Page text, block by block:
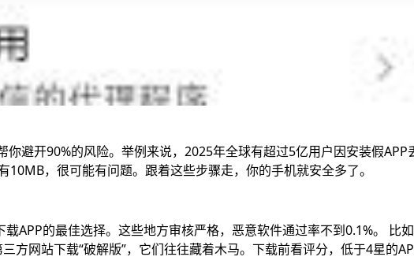
避开90%的风险。举例来说，2025年全球有超过5亿用户因安装假APP
10MB，很可能有问题。跟着这些步骤走，你的手机就安全多了。​
APP的最佳选择。这些地方审核严格，恶意软件通过率不到0.1%。 比如
方网站下载“破解版”，它们往往藏着木马。下载前看评分，低于4星的